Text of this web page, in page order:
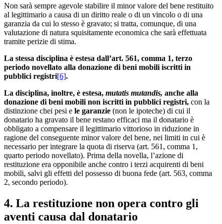
Non sarà sempre agevole stabilire il minor valore del bene restituito
al legittimario a causa di un diritto reale o di un vincolo o di una
garanzia da cui lo stesso è gravato; si tratta, comunque, di una
valutazione di natura squisitamente economica che sarà effettuata
tramite perizie di stima.
La stessa disciplina è estesa dall’art. 561, comma 1, terzo
periodo novellato alla donazione di beni mobili iscritti in
pubblici registri[6].
La disciplina, inoltre, è estesa, mutatis mutandis, anche alla
donazione di beni mobili non iscritti in pubblici registri, con la
distinzione chei pesi e le garanzie (non le ipoteche) di cui il
donatario ha gravato il bene restano efficaci ma il donatario è
obbligato a compensare il legittimario vittorioso in riduzione in
ragione del conseguente minor valore del bene, nei limiti in cui è
necessario per integrare la quota di riserva (art. 561, comma 1,
quarto periodo novellato). Prima della novella, l’azione di
restituzione era opponibile anche contro i terzi acquirenti di beni
mobili, salvi gli effetti del possesso di buona fede (art. 563, comma
2, secondo periodo).
4. La restituzione non opera contro gli
aventi causa dal donatario